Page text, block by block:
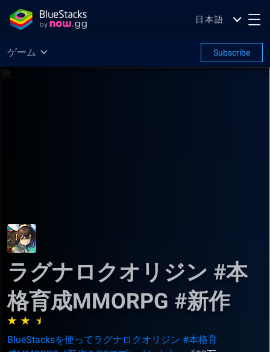
日本語
ゲーム Subscribe
ラグナロクオリジン #本
格育成MMORPG #新作
BlueStacksを使ってラグナロクオリジン #本格育